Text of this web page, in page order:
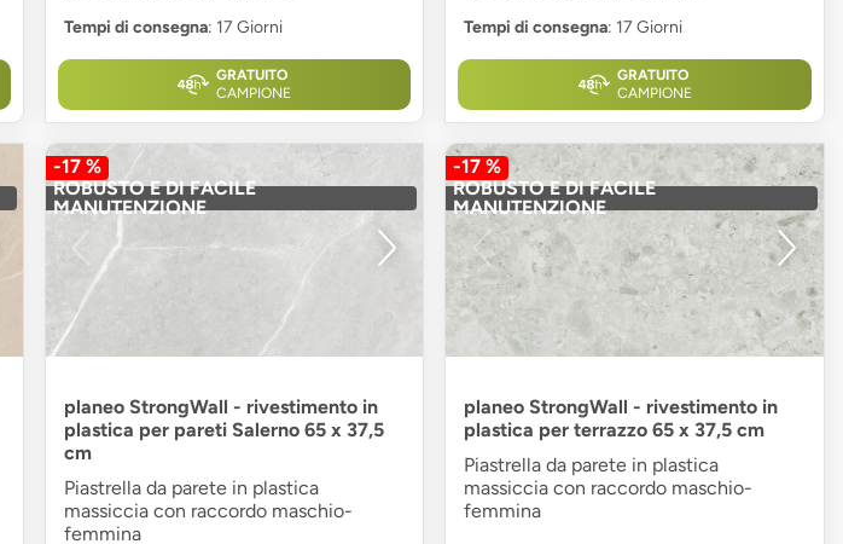
Tempi di consegna: 17 Giorni
GRATUITO
CAMPIONE
Tempi di consegna: 17 Giorni
GRATUITO
CAMPIONE
-17 %
ROBUSTO E DI FACILE
MANUTENZIONE
planeo StrongWall - rivestimento in
plastica per pareti Salerno 65 x 37,5
cm
Piastrella da parete in plastica
massiccia con raccordo maschio-
femmina
-17 %
ROBUSTO E DI FACILE
MANUTENZIONE
planeo StrongWall - rivestimento in
plastica per terrazzo 65 x 37,5 cm
Piastrella da parete in plastica
massiccia con raccordo maschio-
femmina